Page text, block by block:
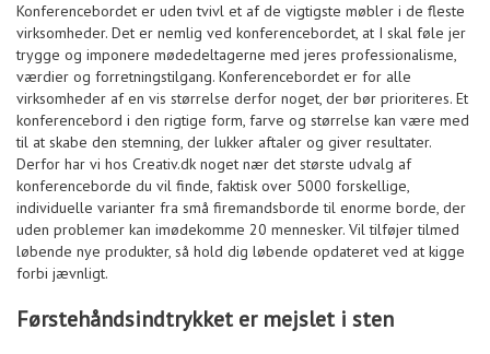
Konferencebordet er uden tvivl et af de vigtigste møbler i de fleste
virksomheder. Det er nemlig ved konferencebordet, at I skal føle jer
trygge og imponere mødedeltagerne med jeres professionalisme,
værdier og forretningstilgang. Konferencebordet er for alle
virksomheder af en vis størrelse derfor noget, der bør prioriteres. Et
konferencebord i den rigtige form, farve og størrelse kan være med
til at skabe den stemning, der lukker aftaler og giver resultater.
Derfor har vi hos Creativ.dk noget nær det største udvalg af
konferenceborde du vil finde, faktisk over 5000 forskellige,
individuelle varianter fra små firemandsborde til enorme borde, der
uden problemer kan imødekomme 20 mennesker. Vil tilføjer tilmed
løbende nye produkter, så hold dig løbende opdateret ved at kigge
forbi jævnligt.
Førstehåndsindtrykket er mejslet i sten